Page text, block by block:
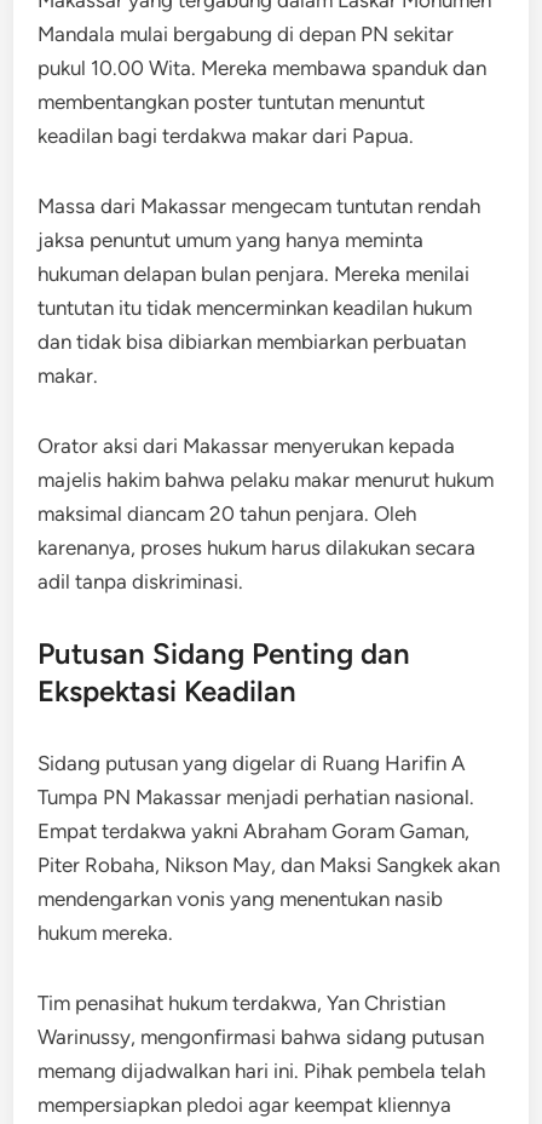
Mandala mulai bergabung di depan PN sekitar
pukul 10.00 Wita. Mereka membawa spanduk dan
membentangkan poster tuntutan menuntut
keadilan bagi terdakwa makar dari Papua.
Massa dari Makassar mengecam tuntutan rendah
jaksa penuntut umum yang hanya meminta
hukuman delapan bulan penjara. Mereka menilai
tuntutan itu tidak mencerminkan keadilan hukum
dan tidak bisa dibiarkan membiarkan perbuatan
makar.
Orator aksi dari Makassar menyerukan kepada
majelis hakim bahwa pelaku makar menurut hukum
maksimal diancam 20 tahun penjara. Oleh
karenanya, proses hukum harus dilakukan secara
adil tanpa diskriminasi.
Putusan Sidang Penting dan
Ekspektasi Keadilan
Sidang putusan yang digelar di Ruang Harifin A
Tumpa PN Makassar menjadi perhatian nasional.
Empat terdakwa yakni Abraham Goram Gaman,
Piter Robaha, Nikson May, dan Maksi Sangkek akan
mendengarkan vonis yang menentukan nasib
hukum mereka.
Tim penasihat hukum terdakwa, Yan Christian
Warinussy, mengonfirmasi bahwa sidang putusan
memang dijadwalkan hari ini. Pihak pembela telah
mempersiapkan pledoi agar keempat kliennya